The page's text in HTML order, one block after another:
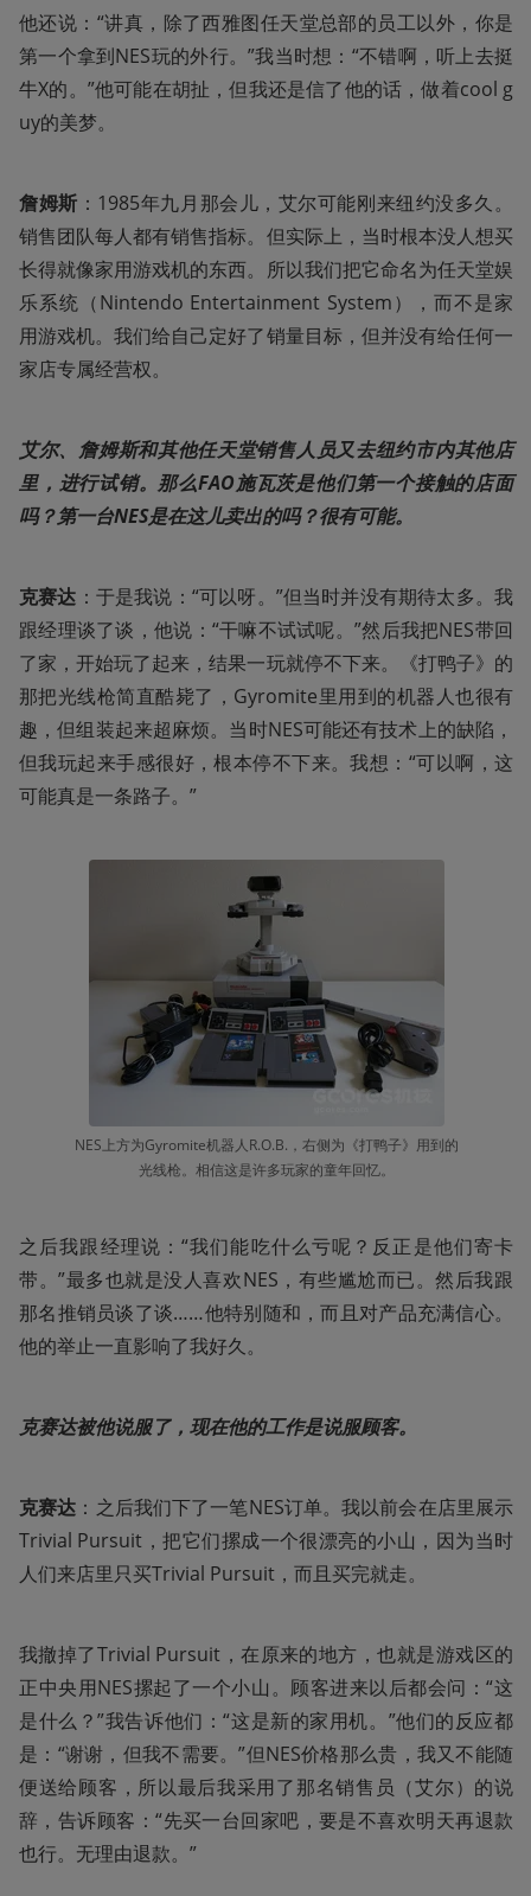
他还说：“讲真，除了西雅图任天堂总部的员工以外，你是
第一个拿到NES玩的外行。”我当时想：“不错啊，听上去挺
牛X的。”他可能在胡扯，但我还是信了他的话，做着cool g
uy的美梦。
詹姆斯 ：1985年九月那会儿，艾尔可能刚来纽约没多久。
销售团队每人都有销售指标。但实际上，当时根本没人想买
长得就像家用游戏机的东西。所以我们把它命名为任天堂娱
乐系统（Nintendo Entertainment System），而不是家
用游戏机。我们给自己定好了销量目标，但并没有给任何一
家店专属经营权。
艾尔、詹姆斯和其他任天堂销售人员又去纽约市内其他店
里，进行试销。那么FAO施瓦茨是他们第一个接触的店面
吗？第一台NES是在这儿卖出的吗？很有可能。
克赛达 ：于是我说：“可以呀。”但当时并没有期待太多。我
跟经理谈了谈，他说：“干嘛不试试呢。”然后我把NES带回
了家，开始玩了起来，结果一玩就停不下来。《打鸭子》的
那把光线枪简直酷毙了，Gyromite里用到的机器人也很有
趣，但组装起来超麻烦。当时NES可能还有技术上的缺陷，
但我玩起来手感很好，根本停不下来。我想：“可以啊，这
可能真是一条路子。”
NES上方为Gyromite机器人R.O.B.，右侧为《打鸭子》用到的
光线枪。相信这是许多玩家的童年回忆。
之后我跟经理说：“我们能吃什么亏呢？反正是他们寄卡
带。”最多也就是没人喜欢NES，有些尴尬而已。然后我跟
那名推销员谈了谈……他特别随和，而且对产品充满信心。
他的举止一直影响了我好久。
克赛达被他说服了，现在他的工作是说服顾客。
克赛达 ：之后我们下了一笔NES订单。我以前会在店里展示
Trivial Pursuit，把它们摞成一个很漂亮的小山，因为当时
人们来店里只买Trivial Pursuit，而且买完就走。
我撤掉了Trivial Pursuit，在原来的地方，也就是游戏区的
正中央用NES摞起了一个小山。顾客进来以后都会问：“这
是什么？”我告诉他们：“这是新的家用机。”他们的反应都
是：“谢谢，但我不需要。”但NES价格那么贵，我又不能随
便送给顾客，所以最后我采用了那名销售员（艾尔）的说
辞，告诉顾客：“先买一台回家吧，要是不喜欢明天再退款
也行。无理由退款。”